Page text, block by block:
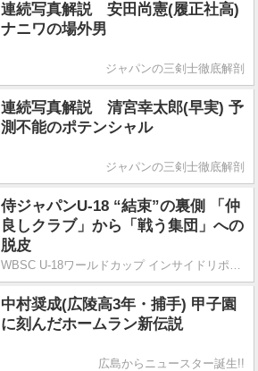
連続写真解説 安田尚憲(履正社高)
ナニワの場外男
ジャパンの三剣士徹底解剖
連続写真解説 清宮幸太郎(早実) 予
測不能のポテンシャル
ジャパンの三剣士徹底解剖
侍ジャパンU-18 “結束”の裏側 「仲
良しクラブ」から「戦う集団」への
脱皮
WBSC U-18ワールドカップ インサイドリポート
中村奨成(広陵高3年・捕手) 甲子園
に刻んだホームラン新伝説
広島からニュースター誕生!!